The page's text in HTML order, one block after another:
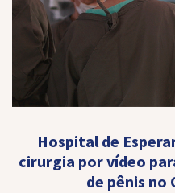
Hospital de
cirurgia por vídeo
de pênis no